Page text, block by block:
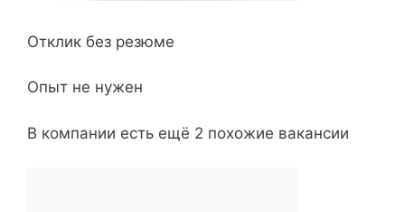
Отклик без резюме
Опыт не нужен
В компании есть ещё 2 похожие вакансии